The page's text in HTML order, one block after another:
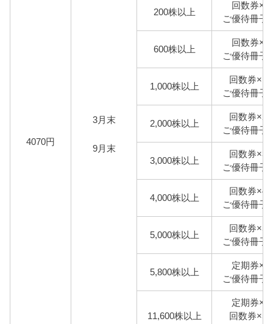
4070円
3月末
9月末
200株以上
回数券×2
ご優待冊子
600株以上
回数券×6
ご優待冊子
1,000株以上
回数券
ご優待冊子
2,000株以上
回数券
ご優待冊子
3,000株以上
回数券
ご優待冊子
4,000株以上
回数券
ご優待冊子
5,000株以上
回数券
ご優待冊子
5,800株以上
定期券×1
ご優待冊子
11,600株以上
定期券×1
回数券